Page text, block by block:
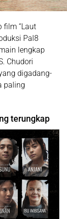
film “Laut
Pal8
lengkap
Chudori
digadang-
paling
terungkap